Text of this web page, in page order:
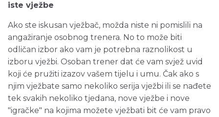
iste vježbe
Ako ste iskusan vježbač, možda niste ni pomislili na
angažiranje osobnog trenera. No to može biti
odličan izbor ako vam je potrebna raznolikost u
izboru vježbi. Osoban trener dat će vam svjež uvid
koji će pružiti izazov vašem tijelu i umu. Čak ako s
njim vježbate samo nekoliko serija vježbi ili se nađete
tek svakih nekoliko tjedana, nove vježbe i nove
"igračke" na kojima možete vježbati bit će vam pravo